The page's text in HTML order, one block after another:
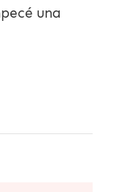
una